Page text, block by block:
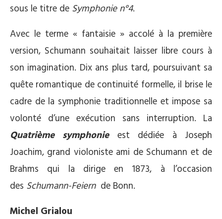
sous le titre de Symphonie n°4.
Avec le terme « fantaisie » accolé à la première
version, Schumann souhaitait laisser libre cours à
son imagination. Dix ans plus tard, poursuivant sa
quête romantique de continuité formelle, il brise le
cadre de la symphonie traditionnelle et impose sa
volonté d’une exécution sans interruption. La
Quatrième symphonieest dédiée à Joseph
Joachim, grand violoniste ami de Schumann et de
Brahms qui la dirige en 1873, à l’occasion
des Schumann-Feiern de Bonn.
Michel Grialou